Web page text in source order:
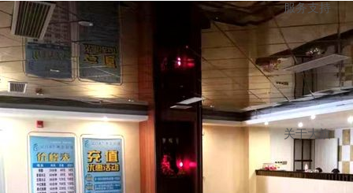
服务支持
关于大旗